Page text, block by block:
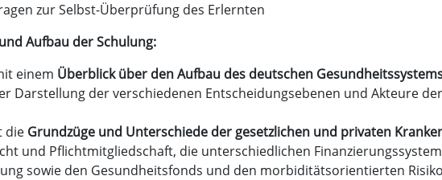
zur Selbst-Überprüfung des Erlernten
Aufbau der Schulung:
einem Überblick über den Aufbau des deutschen
Darstellung der verschiedenen Entscheidungsebenen und Akteure
die Grundzüge und Unterschiede der gesetzlichen und privaten
und Pflichtmitgliedschaft, die unterschiedlichen
sowie den Gesundheitsfonds und den morbiditätsorientierten